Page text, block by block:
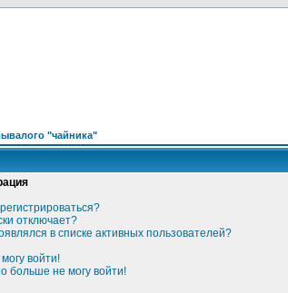
"чайника"
отключает?
в списке активных пользователей?
войти!
больше не могу войти!